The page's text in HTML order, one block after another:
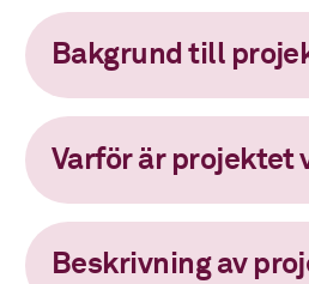
Bakgrund till
Varför är projektet
Beskrivning av